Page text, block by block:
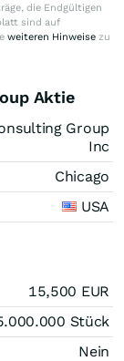
die Endgültigen
sind auf
weiteren Hinweise zu
Aktie
Group
Inc
Chicago
USA
15,500 EUR
Stück
Nein